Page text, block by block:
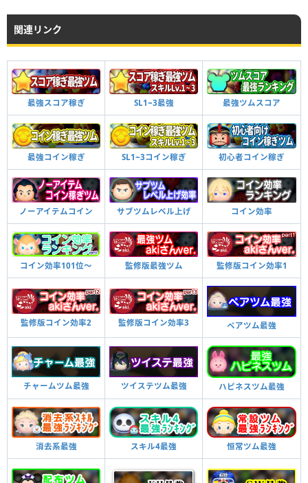
関連リンク
最強スコア稼ぎ SL1~3最強 最強ツムスコア
最強コイン稼ぎ SL1~3コイン稼ぎ 初心者コイン稼ぎ
ノーアイテムコイン サブツムレベル上げ コイン効率
コイン効率101位〜 監修版最強ツム 監修版コイン効率1
監修版コイン効率2 監修版コイン効率3 ペアツム最強
チャームツム最強 ツイステツム最強 ハピネスツム最強
消去系最強 スキル4最強 恒常ツム最強